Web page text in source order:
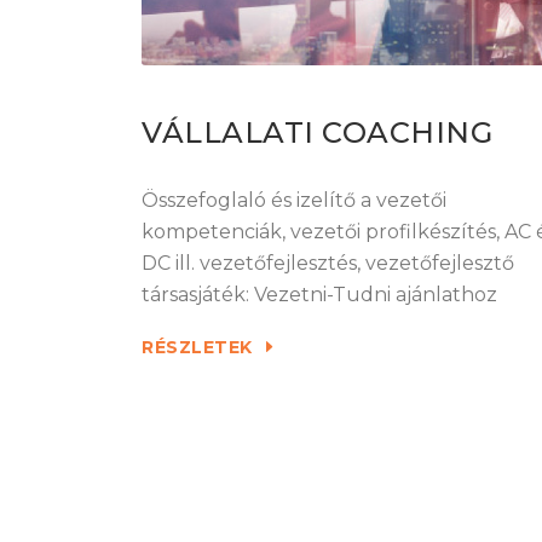
VÁLLALATI COACHING
Összefoglaló és izelítő a vezetői
kompetenciák, vezetői profilkészítés, AC
DC ill. vezetőfejlesztés, vezetőfejlesztő
társasjáték: Vezetni-Tudni ajánlathoz
RÉSZLETEK